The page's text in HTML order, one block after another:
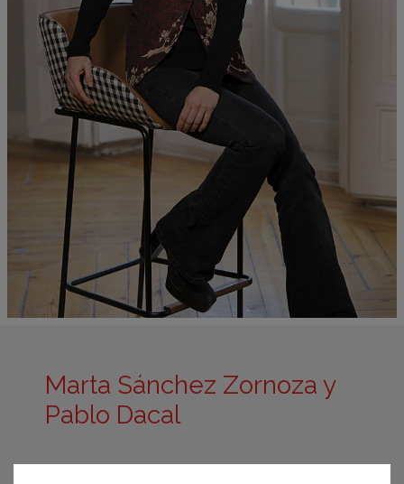
Marta Sánchez Zornoza y
Pablo Dacal